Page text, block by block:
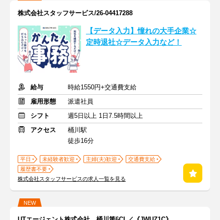
株式会社スタッフサービス/26-04417288
【データ入力】憧れの大手企業☆
定時退社☆データ入力など！
給与
時給1550円+交通費支給
雇用形態
派遣社員
シフト
週5日以上 1日7.5時間以上
アクセス
桶川駅
徒歩16分
平日 未経験者歓迎 主婦(夫)歓迎
交通費支給
履歴書不要
株式会社スタッフサービスの求人一覧を見る
NEW